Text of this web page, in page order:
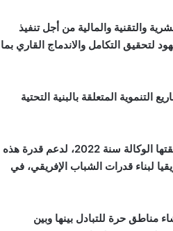
والتقنية والمالية من أجل تنفيذ
التنموية لعام 2063″، و الى “تعزيز الجهود لتحقيق التكامل والاندماج القاري بما
المتعلقة بالبنية التحتية
و أعرب عن تثمين الجزائر لمبادرة 100 ألف شركة صغيرة ومتوسطة التي أطلقتها الوكالة سنة 2022، لدعم قدرة هذه
لبناء قدرات الشباب الإفريقي، في
أن الجزائر “ستعرف في 2024 بحول الله إنشاء مناطق حرة للتبادل بينها وبين